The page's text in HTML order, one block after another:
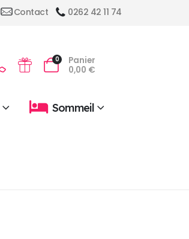
Contact 0262 42 11 74
0
Panier
0,00 €
Sommeil